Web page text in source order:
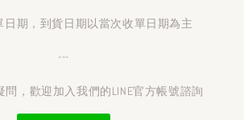
日期，到貨日期以當次收單日期為主
---
問，歡迎加入我們的LINE官方帳號諮詢